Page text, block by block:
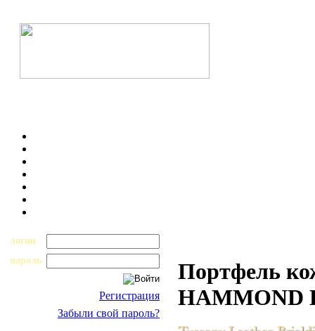
логин
пароль
Регистрация
Забыли свой пароль?
Портфель
HAMMOND